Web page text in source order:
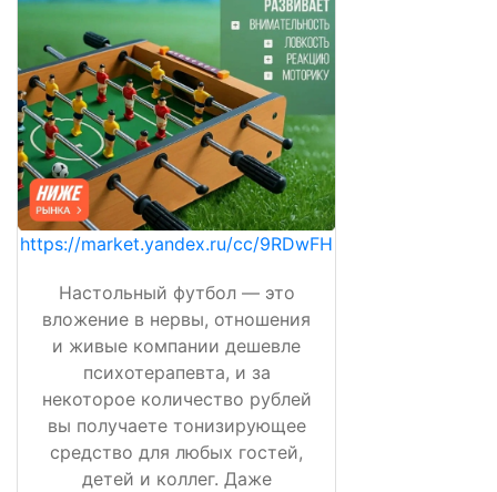
https://market.yandex.ru/cc/9RDwFH
Настольный футбол — это
вложение в нервы, отношения
и живые компании дешевле
психотерапевта, и за
некоторое количество рублей
вы получаете тонизирующее
средство для любых гостей,
детей и коллег. Даже